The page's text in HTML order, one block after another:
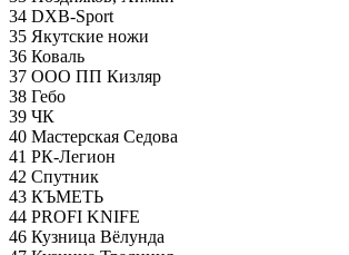
34 DXB-Sport
35 Якутские ножи
36 Коваль
37 ООО ПП Кизляр
38 Гебо
39 ЧК
40 Мастерская Седова
41 РК-Легион
42 Спутник
43 КЪМЕТЬ
44 PROFI KNIFE
46 Кузница Вёлунда